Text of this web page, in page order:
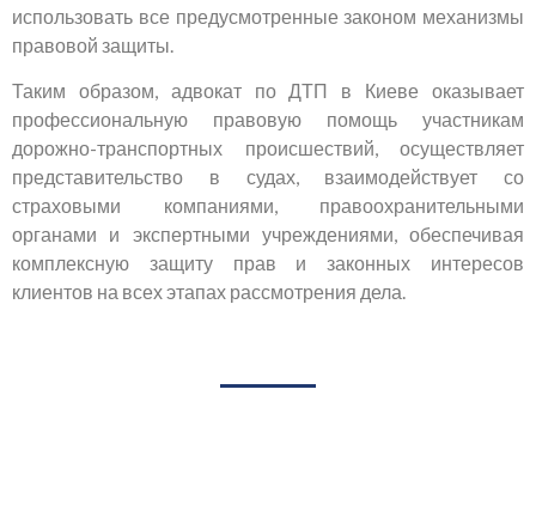
использовать все предусмотренные законом механизмы
правовой защиты.
Таким образом, адвокат по ДТП в Киеве оказывает
профессиональную правовую помощь участникам
дорожно-транспортных происшествий, осуществляет
представительство в судах, взаимодействует со
страховыми компаниями, правоохранительными
органами и экспертными учреждениями, обеспечивая
комплексную защиту прав и законных интересов
клиентов на всех этапах рассмотрения дела.